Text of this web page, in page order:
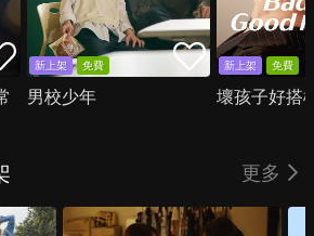
新上架 免費
男校少年
新上架 免費
壞孩子好搭
更多